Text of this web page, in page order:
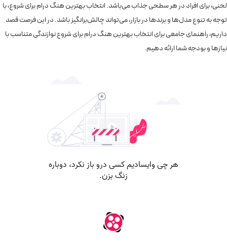
لحنی، برای افراد در هر سطحی جذاب می‌باشد. انتخاب بهترین هنگ درام برای شروع، با
توجه به تنوع مدل‌ها و برندها در بازار، می‌تواند چالش‌برانگیز باشد. در این فرصت قصد
داریم، راهنمای جامعی برای انتخاب بهترین هنگ درام برای شروع نوازندگی متناسب با
نیازها و بودجه شما ارائه دهیم.